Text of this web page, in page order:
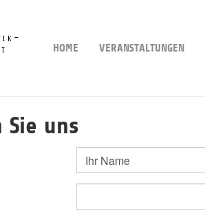
HOME VERANSTALTUNGEN
uns